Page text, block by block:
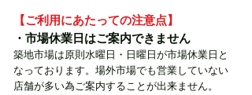
【ご利用にあたっての注意点】
・市場休業日はご案内できません
築地市場は原則水曜日・日曜日が市場休業日と
なっております。場外市場でも営業していない
店舗が多い為ご案内することが出来ません。